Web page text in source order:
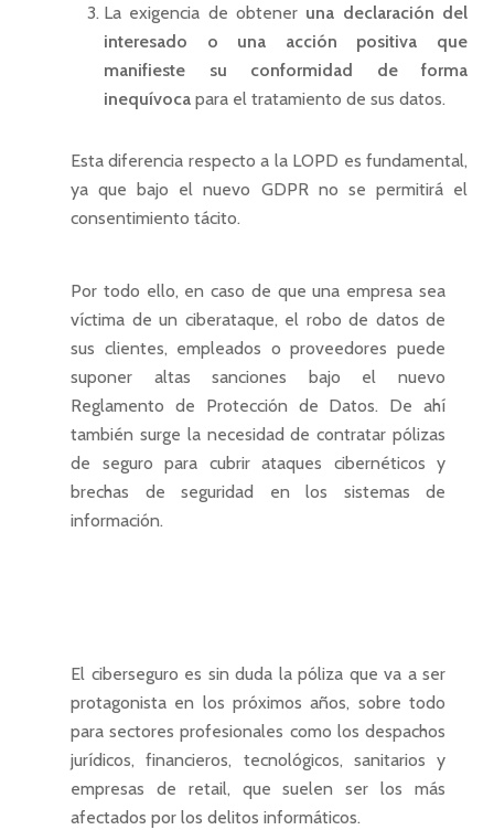
La exigencia de obtener una declaración del
interesado o una acción positiva que
manifieste su conformidad de forma
inequívoca para el tratamiento de sus datos.
Esta diferencia respecto a la LOPD es fundamental,
ya que bajo el nuevo GDPR no se permitirá el
consentimiento tácito.
Por todo ello, en caso de que una empresa sea
víctima de un ciberataque, el robo de datos de
sus clientes, empleados o proveedores puede
suponer altas sanciones bajo el nuevo
Reglamento de Protección de Datos. De ahí
también surge la necesidad de contratar pólizas
de seguro para cubrir ataques cibernéticos y
brechas de seguridad en los sistemas de
información.
El ciberseguro es sin duda la póliza que va a ser
protagonista en los próximos años, sobre todo
para sectores profesionales como los despachos
jurídicos, financieros, tecnológicos, sanitarios y
empresas de retail, que suelen ser los más
afectados por los delitos informáticos.